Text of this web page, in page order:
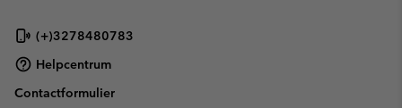
(+)3278480783
Helpcentrum
Contactformulier